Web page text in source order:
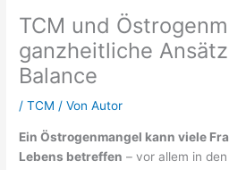
TCM und
ganzheitliche
Balance
/TCM / VonAutor
Ein Östrogenmangel kann viele
Lebens betreffen – vor allem in